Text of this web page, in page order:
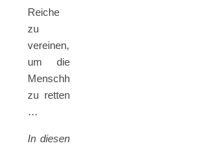
Reiche
zu
vereinen,
um die
Menschheit
zu retten
…
In diesen